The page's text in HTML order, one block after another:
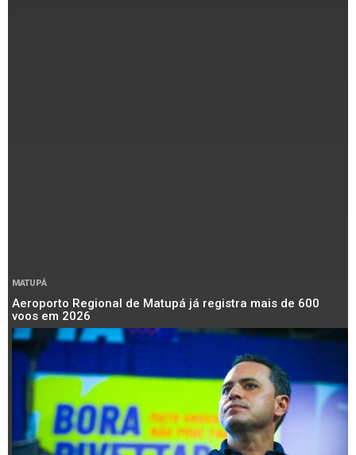
MATUPÁ
Aeroporto Regional de Matupá já registra mais de 600
voos em 2026